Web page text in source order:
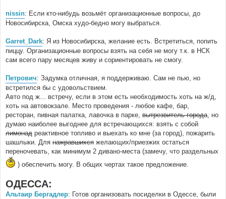
nissin: Если кто-нибудь возьмёт организационные вопросы, до
Новосибирска, Омска худо-бедно могу выбраться.
Garret_Dark: Я из Новосибирска, желание есть. Встретиться, попить
пиццу. Организационные вопросы взять на себя не могу т.к. в НСК
сам всего пару месяцев живу и сориентировать не смогу.
Петрович: Задумка отличная, я поддерживаю. Сам не пью, но
встретился бы с удовольствием.
Авто под ж... встречу, если в этом есть необходимость хоть на ж/д,
хоть на автовокзале. Место проведения - любое кафе, бар,
ресторан, пивная палатка, лавочка в парке, вытрезвитель города, но
думаю наиболее выгоднее для встречающихся: взять с собой
лимонад реактивное топливо и выехать ко мне (за город), пожарить
шашлыки. Для нажравшихся желающих/приезжих остаться
переночевать, как минимум 2 дивано-места (замечу, что раздельных
) обеспечить могу. В общих чертах такое предложение.
ОДЕССА:
Альтаир Бергадлер: Готов организовать посиделки в Одессе, были